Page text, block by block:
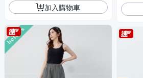
加入購物車